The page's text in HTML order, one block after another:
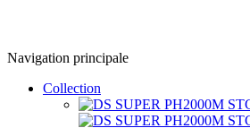
Navigation principale
Collection